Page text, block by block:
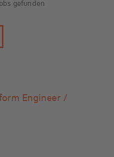
gefunden
Engineer /